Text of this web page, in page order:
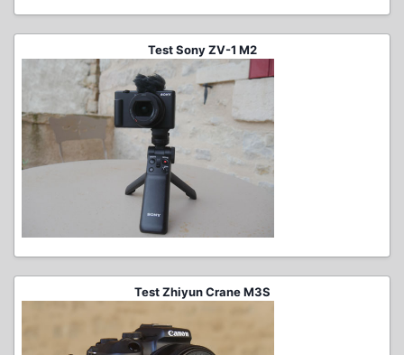
Test Sony ZV-1 M2
Test Zhiyun Crane M3S